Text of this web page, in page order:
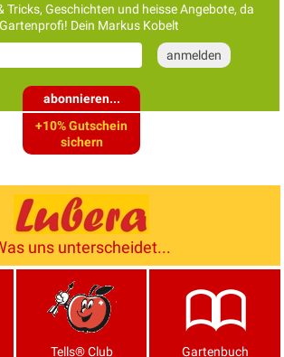
Tricks, Geschichten und heisse Angebote, da
Dein Markus Kobelt
abonnieren...
+10% Gutschein
sichern
uns unterscheidet...
Tells® Club Gartenbuch